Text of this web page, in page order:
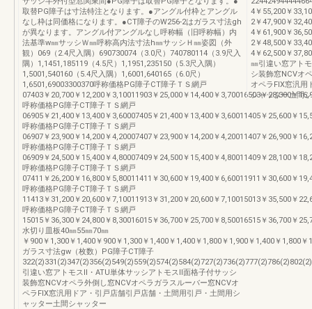
取替PG障子は寸法特注となります。●アングル付枠とアングル
なし枠は同価格になります。●CT障子のW256-2はガラス寸法gh
が異なります。アングル付アングルなし呼称幅（旧呼称幅）内
法基準w㎜サッシＷ㎜呼称高内法寸法h㎜サッシＨ㎜姿図（外
観）069（2.4尺入隅）690730074（3.0尺）740780114（3.9尺入
隅）1,1451,185119（4.5尺）1,1951,235150（5.3尺入隅）
1,5001,540160（5.4尺入隅）1,6001,640165（6.0尺）
1,6501,69003300370呼称価格PG障子CT障子ＴＳ網戸
07403￥20,700￥12,200￥3,10011903￥25,000￥14,400￥3,70016503￥28,300￥
呼称価格PG障子CT障子ＴＳ網戸
06905￥21,400￥13,400￥3,60007405￥21,400￥13,400￥3,60011405￥25,600￥
呼称価格PG障子CT障子ＴＳ網戸
06907￥23,900￥14,200￥4,20007407￥23,900￥14,200￥4,20011407￥26,900￥
呼称価格PG障子CT障子ＴＳ網戸
06909￥24,500￥15,400￥4,80007409￥24,500￥15,400￥4,80011409￥28,100￥
呼称価格PG障子CT障子ＴＳ網戸
07411￥26,200￥16,800￥5,80011411￥30,600￥19,400￥6,60011911￥30,600￥
呼称価格PG障子CT障子ＴＳ網戸
11413￥31,200￥20,600￥7,10011913￥31,200￥20,600￥7,10015013￥35,500￥
呼称価格PG障子CT障子ＴＳ網戸
15015￥36,300￥24,800￥8,30016015￥36,700￥25,700￥8,50016515￥36,700￥
水切り皿板40㎜55㎜70㎜
￥900￥1,300￥1,400￥900￥1,300￥1,400￥1,400￥1,800￥1,900￥1,400￥1,800
ガラス寸法gw（枚数）PG障子CT障子
引違い窓アトモスⅡ・ATU単体サッシアトモスⅡ面格子付サッシ
装飾窓NCVオペラ外倒し窓NCVオペラガラスルーバー窓NCVオ
ペラFIX窓汎用ドア・引戸店舗引戸店舗・土間用引戸・土間用シ
ャッター土間シャッター
4￥55,200￥
2￥47,900￥
4￥61,900￥
2￥48,500￥
4￥62,500￥
㎜引違い窓アト
シ装飾窓NCVオ
オペラFIX窓汎用
シャッター土間